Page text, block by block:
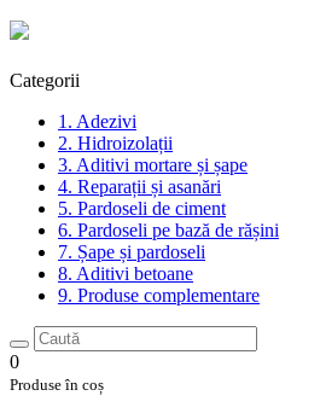
Categorii
1. Adezivi
2. Hidroizolații
3. Aditivi mortare și șape
4. Reparații și asanări
5. Pardoseli de ciment
6. Pardoseli pe bază de rășini
7. Șape și pardoseli
8. Aditivi betoane
9. Produse complementare
0
Produse în coș